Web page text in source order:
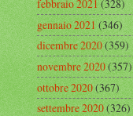
febbraio 2021(328)
gennaio 2021(346)
dicembre 2020(359)
novembre 2020(357)
ottobre 2020(367)
settembre 2020(326)